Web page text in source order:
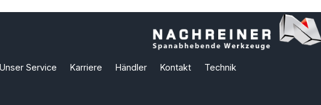
Unser Service Karriere Händler Kontakt Technik